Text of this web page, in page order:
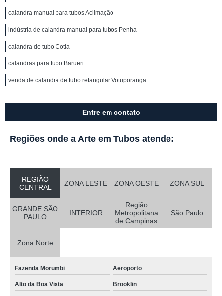
calandra manual para tubos Aclimação
indústria de calandra manual para tubos Penha
calandra de tubo Cotia
calandras para tubo Barueri
venda de calandra de tubo retangular Votuporanga
Entre em contato
Regiões onde a Arte em Tubos atende:
REGIÃO
CENTRAL
ZONA LESTE ZONA OESTE ZONA SUL
GRANDE SÃO
PAULO
INTERIOR
Região
Metropolitana
de Campinas
São Paulo
Zona Norte
Fazenda Morumbi Aeroporto
Alto da Boa Vista Brooklin